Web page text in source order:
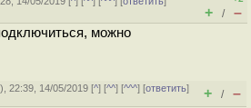
+ / –
можно
), 22:39, 14/05/2019 [^] [^^] [^^^] [ответить]
+ / –